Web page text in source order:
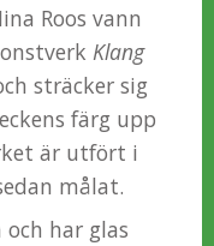
Roos vann
Klang
sträcker sig
färg upp
är utfört i
målat.
har glas